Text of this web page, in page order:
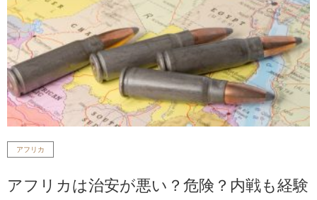
アフリカ
アフリカは治安が悪い？危険？内戦も経験